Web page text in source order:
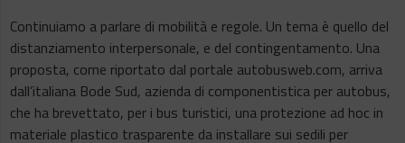
Continuiamo a parlare di mobilità e regole. Un tema è quello del
distanziamento interpersonale, e del contingentamento. Una
proposta, come riportato dal portale autobusweb.com, arriva
dall’italiana Bode Sud, azienda di componentistica per autobus,
che ha brevettato, per i bus turistici, una protezione ad hoc in
materiale plastico trasparente da installare sui sedili per